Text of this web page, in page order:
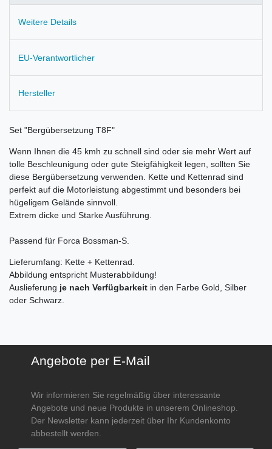
Weitere Details
EU-Verantwortlicher
Hersteller
Set "Bergübersetzung T8F"
Wenn Ihnen die 45 kmh zu schnell sind oder sie mehr Wert auf
tolle Beschleunigung oder gute Steigfähigkeit legen, sollten Sie
diese Bergübersetzung verwenden. Kette und Kettenrad sind
perfekt auf die Motorleistung abgestimmt und besonders bei
hügeligem Gelände sinnvoll.
Extrem dicke und Starke Ausführung.
Passend für Forca Bossman-S.
Lieferumfang: Kette + Kettenrad.
Abbildung entspricht Musterabbildung!
Auslieferung je nach Verfügbarkeit in den Farbe Gold, Silber
oder Schwarz.
Angebote per E-Mail
Wir informieren Sie regelmäßig über interessante
Angebote und neue Produkte in unserem Onlineshop.
Der Newsletter kann jederzeit über Ihr Kundenkonto
abbestellt werden.